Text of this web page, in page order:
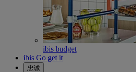
ibis budget
ibis Go get it
忠诚